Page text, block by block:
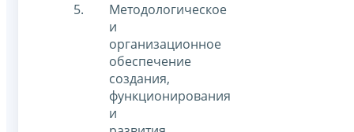
Методологическое
и
организационное
обеспечение
создания,
функционирования
и